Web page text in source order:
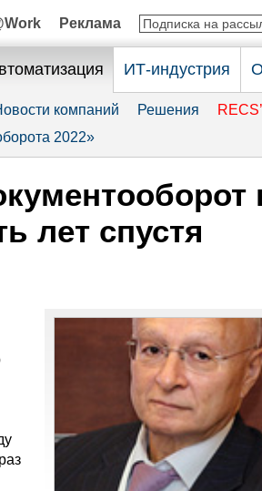
Реклама
ИТ-индустрия
компаний Решения
2022»
лет спустя